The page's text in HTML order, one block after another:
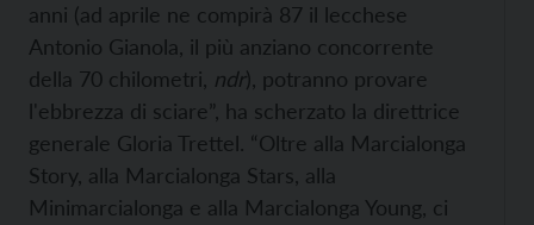
anni (ad aprile ne compirà 87 il lecchese
Antonio Gianola, il più anziano concorrente
della 70 chilometri, ndr), potranno provare
l'ebbrezza di sciare”, ha scherzato la direttrice
generale Gloria Trettel. “Oltre alla Marcialonga
Story, alla Marcialonga Stars, alla
Minimarcialonga e alla Marcialonga Young, ci